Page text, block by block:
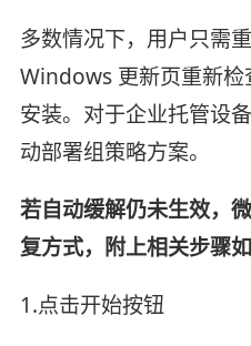
多数情况下，用户只需
Windows 更新页重新
安装。对于企业托管设
动部署组策略方案。
若自动缓解仍未生效，
复方式，附上相关步骤如
1.点击开始按钮